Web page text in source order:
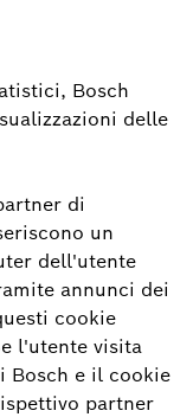
Bosch
delle
di
un
dell'utente
annunci dei
cookie
l'utente visita
Bosch e il cookie
partner